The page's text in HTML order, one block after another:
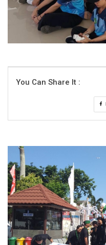
You Can Share It :